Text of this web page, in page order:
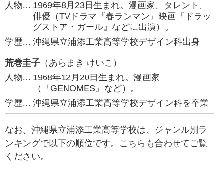
人物… 1969年8月23日生まれ。漫画家、タレント、
俳優（TVドラマ『春ランマン』映画『ドラッ
グストア・ガール』などに出演）。
学歴… 沖縄県立浦添工業高等学校デザイン科出身
荒巻圭子 （あらまき けいこ）
人物… 1968年12月20日生まれ。漫画家
（『GENOMES』など）。
学歴… 沖縄県立浦添工業高等学校デザイン科を卒業
なお、沖縄県立浦添工業高等学校は、ジャンル別ラ
ンキングで以下の順位です。こちらも合わせてご覧
ください。